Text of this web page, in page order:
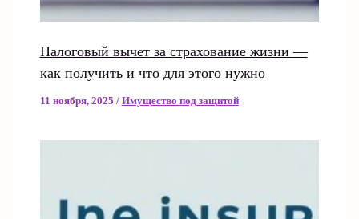
Налоговый вычет за страхование жизни —
как получить и что для этого нужно
11 ноября, 2025 / Имущество под защитой